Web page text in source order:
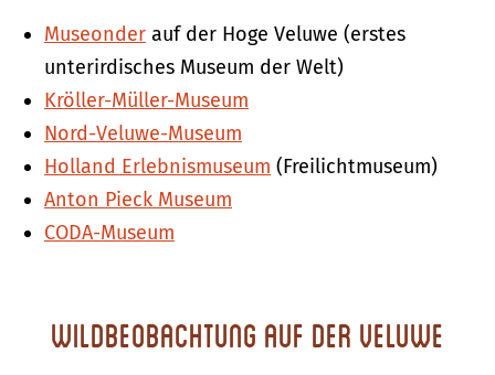
Museonder auf der Hoge Veluwe (erstes
unterirdisches Museum der Welt)
Kröller-Müller-Museum
Nord-Veluwe-Museum
Holland Erlebnismuseum (Freilichtmuseum)
Anton Pieck Museum
CODA-Museum
Wildbeobachtung auf der Veluwe